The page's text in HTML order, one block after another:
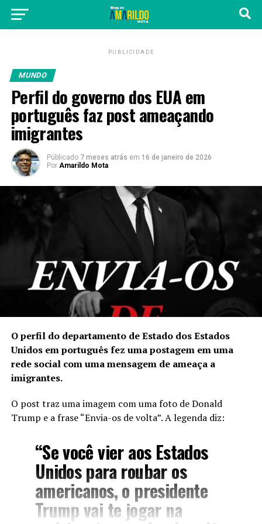
PUBLICIDADE
MUNDO
Perfil do governo dos EUA em
português faz post ameaçando
imigrantes
Públicado 7 meses atrás em 16 de janeiro de 2026
Por Amarildo Mota
Operfil do departamentode Estado dos Estados
Unidos em português fez uma postagem em uma
rede social com uma mensagem de ameaça a
imigrantes.
O post traz uma imagemcom uma foto de Donald
Trump e a frase “Envia-os de volta”. A legenda diz:
“Se você vier aos Estados
Unidos para roubar os
americanos, o presidente
Trump vai te jogar na